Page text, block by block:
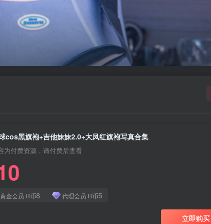
cos黑旗袍+吉他妹妹2.0+大凤红旗袍写真合集
为付费资源，请付费后查看
黄金会员 R币8 代理会员 R币5
立即购买
登录
登录
QQ登录
隐私声明